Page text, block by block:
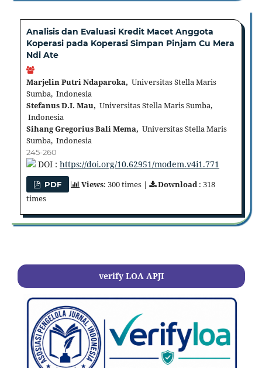
Analisis dan Evaluasi Kredit Macet Anggota
Koperasi pada Koperasi Simpan Pinjam Cu Mera
Ndi Ate
Marjelin Putri Ndaparoka, Universitas Stella Maris
Sumba, Indonesia
Stefanus D.I. Mau, Universitas Stella Maris Sumba,
Indonesia
Sihang Gregorius Bali Mema, Universitas Stella Maris
Sumba, Indonesia
245-260
DOI : https://doi.org/10.62951/modem.v4i1.771
PDF Views: 300 times | Download: 318
times
verify LOA APJI